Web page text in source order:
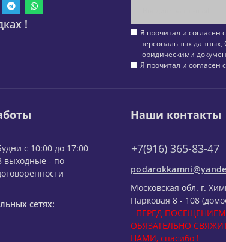
!
Я прочитал и согласен
персональных данных,
юридическими
Я прочитал и согласен
с 10:00 до 17:00
выходные - по
сетях:
Наши контакты
+7(916) 365-83-47
Московская обл. г.
Парковая 8 - 108
- ПЕРЕД ПОСЕЩЕНИЕМ
ОБЯЗАТЕЛЬНО
НАМИ, спасибо !